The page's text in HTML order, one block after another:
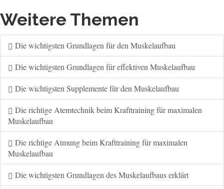
Weitere Themen
Die wichtigsten Grundlagen für den Muskelaufbau
Die wichtigsten Grundlagen für effektiven Muskelaufbau
Die wichtigsten Supplemente für den Muskelaufbau
Die richtige Atemtechnik beim Krafttraining für maximalen
Muskelaufbau
Die richtige Atmung beim Krafttraining für maximalen
Muskelaufbau
Die wichtigsten Grundlagen des Muskelaufbaus erklärt